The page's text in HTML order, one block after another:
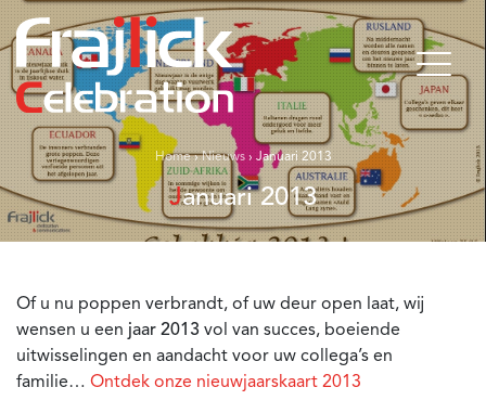
Home›Nieuws›Januari 2013
Januari 2013
Of u nu poppen verbrandt, of uw deur open laat, wij
wensen u een jaar 2013 vol van succes, boeiende
uitwisselingen en aandacht voor uw collega’s en
familie… Ontdek onze nieuwjaarskaart 2013